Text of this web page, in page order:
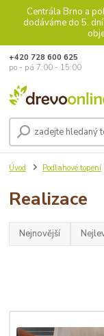
Centrála Brno a
dodáváme do 5.
+420 728 600 625
po - pá 7:00 - 15:00
Úvod Podlahové topení
Realizace
Nejnovější